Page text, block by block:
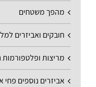
מהפך משטחים
חובקים ואביזרים
מריצות
אביזרים נוספים